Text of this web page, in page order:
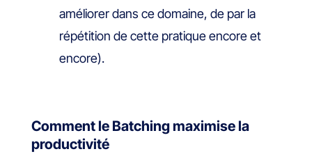
améliorer dans ce domaine, de par la
répétition de cette pratique encore et
encore).
Comment le Batching maximise la
productivité